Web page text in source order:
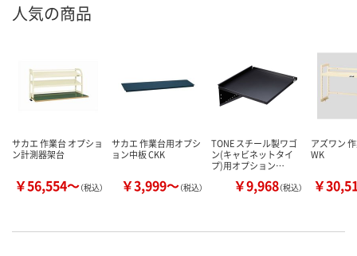
人気の商品
サカエ 作業台 オプショ
ン計測器架台
￥56,554～（税込）
サカエ 作業台用オプシ
ョン中板 CKK
￥3,999～（税込）
TONE スチール製ワゴ
ン(キャビネットタイ
プ)用オプション…
￥9,968（税込）
アズワン
WK
￥